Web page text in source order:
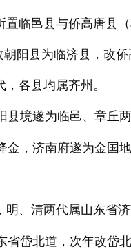
置临邑县与侨高唐县
阳县为临济县，改
各县均属齐州。
县境遂为临邑、章丘
金，济南府遂为金国
明、清两代属山东省
省岱北道，次年改岱